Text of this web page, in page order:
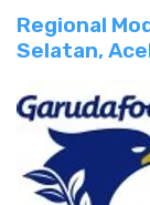
Regional
Selatan,